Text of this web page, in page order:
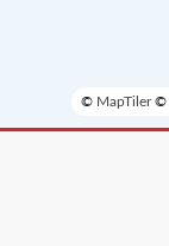
© MapTiler©